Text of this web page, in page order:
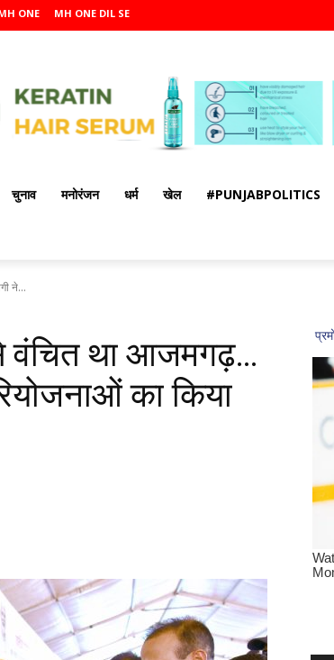
ONE MH ONE DIL SE
चुनाव मनोरंजन धर्म खेल #PUNJABPOLITICS
ने...
वंचित था आजमगढ़…
का किया